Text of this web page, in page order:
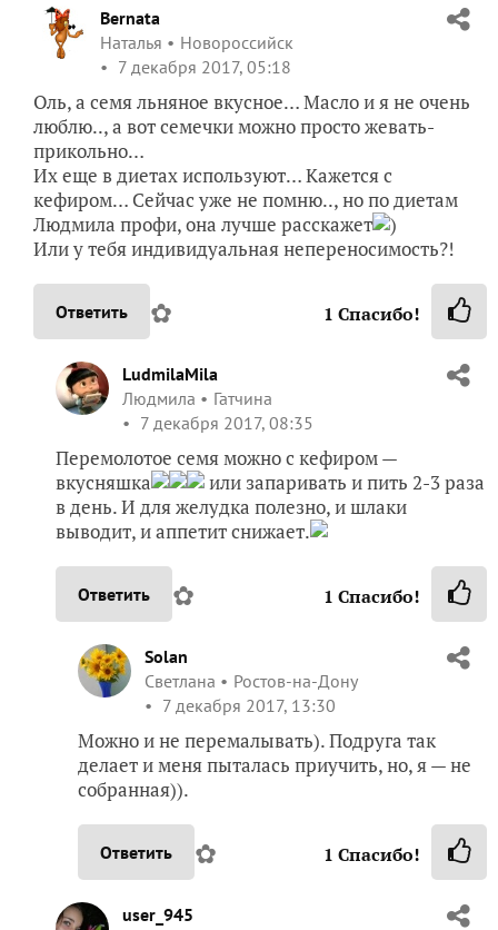
Bernata
Наталья
Новороссийск
7 декабря 2017, 05:18
Оль, а семя льняное вкусное… Масло и я не очень
люблю.., а вот семечки можно просто жевать-
прикольно…
Их еще в диетах используют… Кажется с
кефиром… Сейчас уже не помню.., но по диетам
Людмила профи, она лучше расскажет
)
Или у тебя индивидуальная непереносимость?!
Ответить ✿ 1 Спасибо!
LudmilaMila
Людмила
Гатчина
7 декабря 2017, 08:35
Перемолотое семя можно с кефиром —
вкусняшка
или запаривать и пить 2-3 раза
в день. И для желудка полезно, и шлаки
выводит, и аппетит снижает.
Ответить ✿ 1 Спасибо!
Solan
Светлана
Ростов-на-Дону
7 декабря 2017, 13:30
Можно и не перемалывать). Подруга так
делает и меня пыталась приучить, но, я — не
собранная)).
Ответить ✿ 1 Спасибо!
user_945